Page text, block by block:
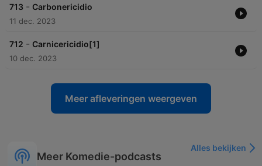
713 - Carbonericidio
11 dec. 2023
712 - Carnicericidio[1]
10 dec. 2023
Meer afleveringen weergeven
Meer Komedie-podcasts
Alles bekijken